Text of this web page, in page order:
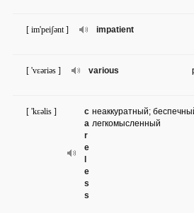
impatient
[ im'peiʃənt ]
various
[ 'vɛəriəs ]
c
a
r
e
e
s
s
[ 'kɛəlis ]
неаккуратный;
легкомысленный